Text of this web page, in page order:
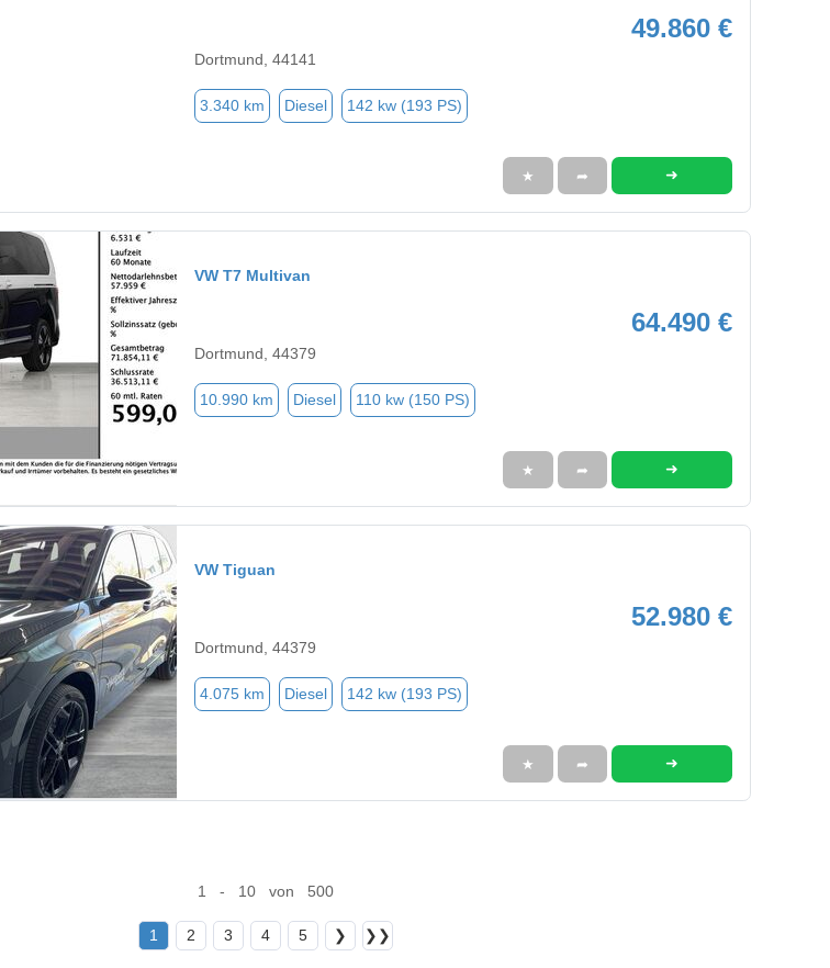
49.860 €
Dortmund, 44141
3.340 km Diesel 142 kw (193 PS)
★ ➦ ➜
VW T7 Multivan
64.490 €
Dortmund, 44379
10.990 km Diesel 110 kw (150 PS)
★ ➦ ➜
VW Tiguan
52.980 €
Dortmund, 44379
4.075 km Diesel 142 kw (193 PS)
★ ➦ ➜
1 - 10 von 500
1 2 3 4 5 ❯ ❯❯